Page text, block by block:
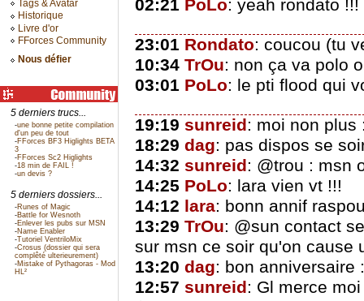
Tags & Avatar
Historique
Livre d'or
FForces Community
Nous défier
5 derniers trucs...
-une bonne petite compilation
d'un peu de tout
-FForces BF3 Higlights BETA
3
-FForces Sc2 Higlights
-18 min de FAIL !
-un devis ?
5 derniers dossiers...
-Runes of Magic
-Battle for Wesnoth
-Enlever les pubs sur MSN
-Name Enabler
-Tutoriel VentriloMix
-Crosus (dossier qui sera
complêté ulterieurement)
-Mistake of Pythagoras - Mod
HL²
02:21 PoLo: yeah rondato !!!
23:01 Rondato: coucou (tu
10:34 TrOu: non ça va polo
03:01 PoLo: le pti flood qui
19:19 sunreid: moi non plus
18:29 dag: pas dispos se
14:32 sunreid: @trou : msn
14:25 PoLo: lara vien vt !!!
14:12 lara: bonn annif
13:29 TrOu: @sun contact
sur msn ce soir qu'on cause
13:20 dag: bon anniversaire
12:57 sunreid: Gl merce